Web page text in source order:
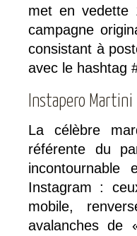
met en vedette
campagne
consistant à
avec le hashtag
Instapero Martini
La célèbre
référente du
Instagram :
mobile,
avalanches de